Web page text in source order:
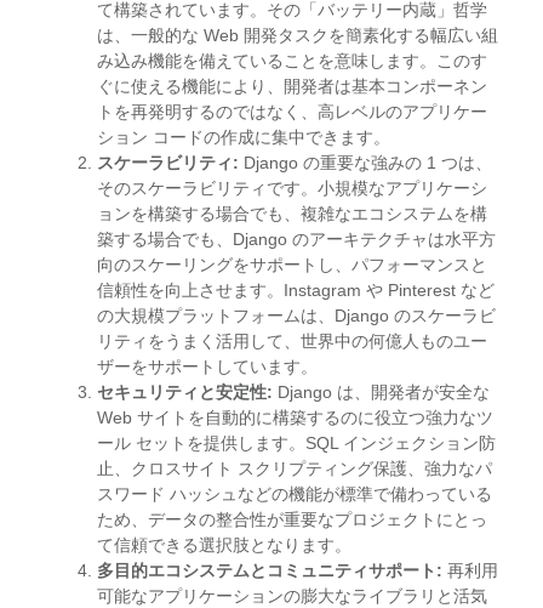
て構築されています。その「バッテリー内蔵」哲学
は、一般的な Web 開発タスクを簡素化する幅広い組
み込み機能を備えていることを意味します。このす
ぐに使える機能により、開発者は基本コンポーネン
トを再発明するのではなく、高レベルのアプリケー
ション コードの作成に集中できます。
スケーラビリティ: Django の重要な強みの 1 つは、
そのスケーラビリティです。小規模なアプリケーシ
ョンを構築する場合でも、複雑なエコシステムを構
築する場合でも、Django のアーキテクチャは水平方
向のスケーリングをサポートし、パフォーマンスと
信頼性を向上させます。Instagram や Pinterest など
の大規模プラットフォームは、Django のスケーラビ
リティをうまく活用して、世界中の何億人ものユー
ザーをサポートしています。
セキュリティと安定性: Django は、開発者が安全な
Web サイトを自動的に構築するのに役立つ強力なツ
ール セットを提供します。SQL インジェクション防
止、クロスサイト スクリプティング保護、強力なパ
スワード ハッシュなどの機能が標準で備わっている
ため、データの整合性が重要なプロジェクトにとっ
て信頼できる選択肢となります。
多目的エコシステムとコミュニティサポート: 再利用
可能なアプリケーションの膨大なライブラリと活気